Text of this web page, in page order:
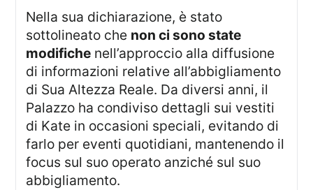
Nella sua dichiarazione, è stato
sottolineato che non ci sono state
modifiche nell’approccio alla diffusione
di informazioni relative all’abbigliamento
di Sua Altezza Reale. Da diversi anni, il
Palazzo ha condiviso dettagli sui vestiti
di Kate in occasioni speciali, evitando di
farlo per eventi quotidiani, mantenendo il
focus sul suo operato anziché sul suo
abbigliamento.